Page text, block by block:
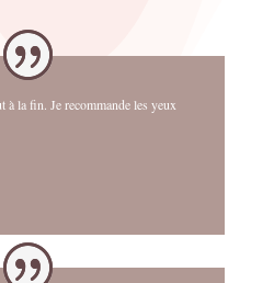
à la fin. Je recommande les yeux